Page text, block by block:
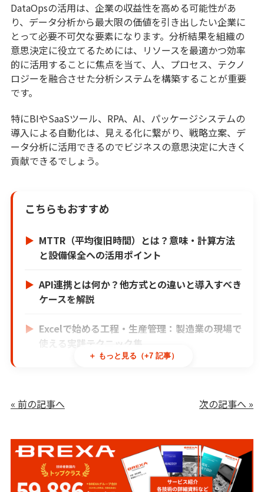
DataOpsの活用は、企業の収益性を高める可能性があ
り、データ分析から最大限の価値を引き出したい企業に
とって必要不可欠な要素になります。分析結果を組織の
意思決定に役立てるためには、リソースを最適かつ効率
的に活用することに焦点を当て、人、プロセス、テクノ
ロジーを融合させた分析システムを構築することが重要
です。
特にBIやSaaSツール、RPA、AI、パッケージシステムの
導入による自動化は、見える化に繋がり、戦略立案、デ
ータ分析に活用できるのでビジネスの意思決定に大きく
貢献できるでしょう。
こちらもおすすめ
MTTR（平均復旧時間）とは？意味・計算方法
と設備保全への活用ポイント
API連携とは何か？他方式との違いと導入すべき
ケースを解説
Excelで始める工程・生産管理：製造業の現場で
使える実践テクニック集
Excelはなぜ使われ続けるのか｜メリット・デメ
リットと活用すべき業務の見極め
＋ もっと見る（+7 記事）
« 前の記事へ 次の記事へ »